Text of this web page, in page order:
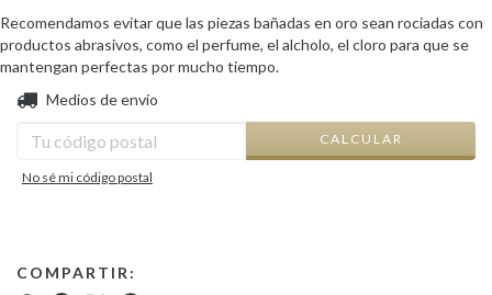
Recomendamos evitar que las piezas bañadas en oro sean rociadas con
productos abrasivos, como el perfume, el alcholo, el cloro para que se
mantengan perfectas por mucho tiempo.
Entregas para el CP:
Medios de envío
CALCULAR
No sé mi código postal
COMPARTIR: